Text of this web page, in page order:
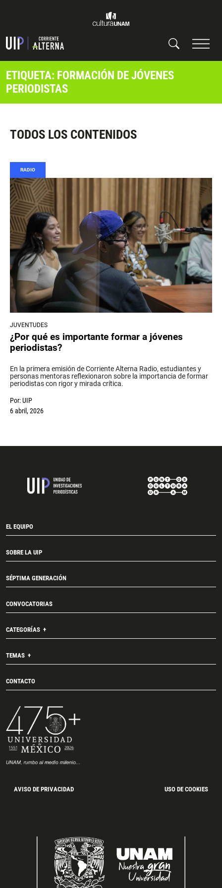
ETIQUETA: FORMACIÓN DE JÓVENES
PERIODISTAS
TODOS LOS CONTENIDOS
RADIO
JUVENTUDES
¿Por qué es importante formar a jóvenes
periodistas?
En la primera emisión de Corriente Alterna Radio, estudiantes y
personas mentoras reflexionaron sobre la importancia de formar
periodistas con rigor y mirada crítica.
Por:UIP
6 abril, 2026
EL EQUIPO
SOBRE LA UIP
SÉPTIMA GENERACIÓN
CONVOCATORIAS
CATEGORÍAS
TEMAS
CONTACTO
AVISO DE PRIVACIDAD USO DE COOKIES